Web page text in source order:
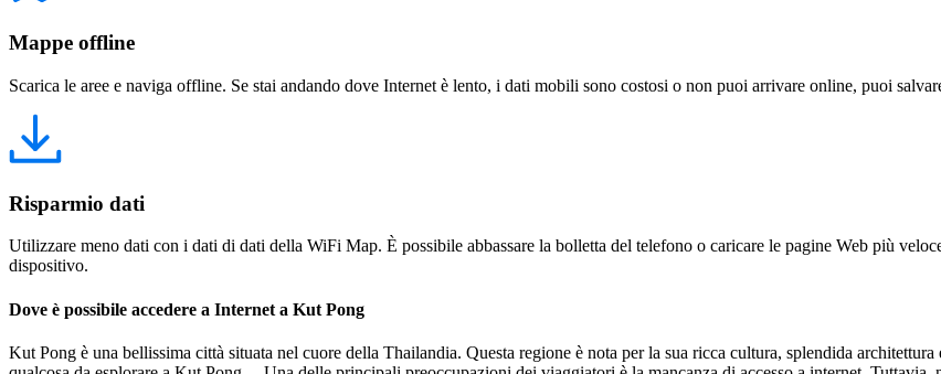
Mappe offline
Scarica le aree e naviga offline. Se stai andando dove Internet è lento, i dati mobili sono costosi o non puoi arrivare online, puoi
Risparmio dati
Utilizzare meno dati con i dati di dati della WiFi Map. È possibile abbassare la bolletta del telefono o caricare le pagine Web più
dispositivo.
Dove è possibile accedere a Internet a Kut Pong
Kut Pong è una bellissima città situata nel cuore della Thailandia. Questa regione è nota per la sua ricca cultura, splendida